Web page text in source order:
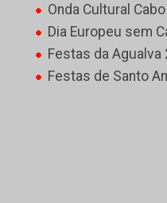
Onda Cultural
Dia Europeu sem
Festas da Agualva
Festas de Santo